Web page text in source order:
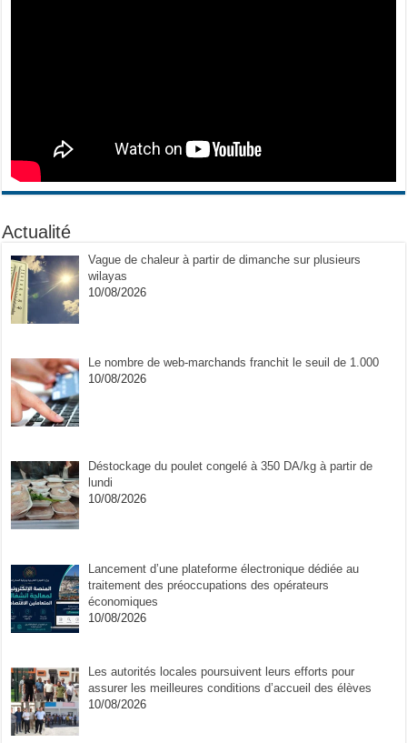
Actualité
Vague de chaleur à partir de dimanche sur plusieurs
wilayas
10/08/2026
Le nombre de web-marchands franchit le seuil de 1.000
10/08/2026
Déstockage du poulet congelé à 350 DA/kg à partir de
lundi
10/08/2026
Lancement d’une plateforme électronique dédiée au
traitement des préoccupations des opérateurs
économiques
10/08/2026
Les autorités locales poursuivent leurs efforts pour
assurer les meilleures conditions d’accueil des élèves
10/08/2026